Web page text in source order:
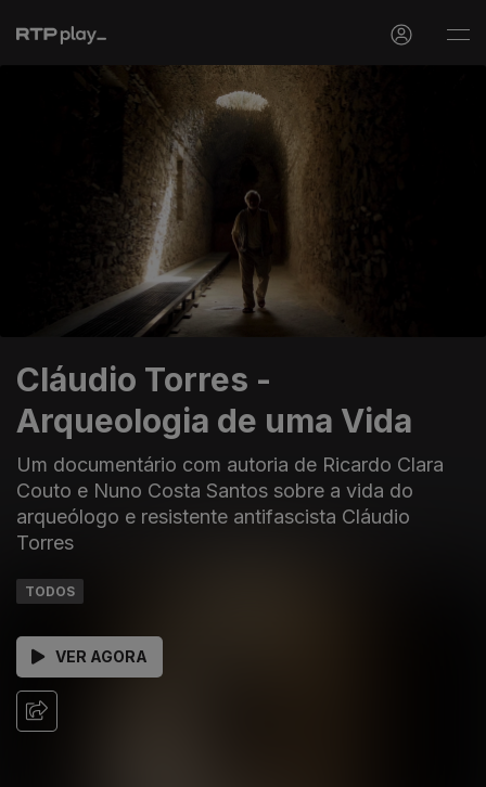
Cláudio Torres -
Arqueologia de uma Vida
Um documentário com autoria de Ricardo Clara
Couto e Nuno Costa Santos sobre a vida do
arqueólogo e resistente antifascista Cláudio
Torres
TODOS
VER AGORA